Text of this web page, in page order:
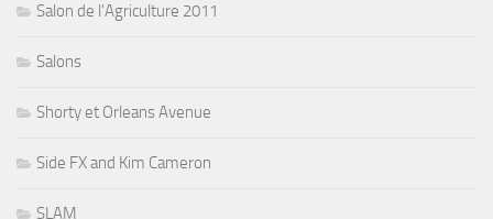
Salon de l'Agriculture 2011
Salons
Shorty et Orleans Avenue
Side FX and Kim Cameron
SLAM